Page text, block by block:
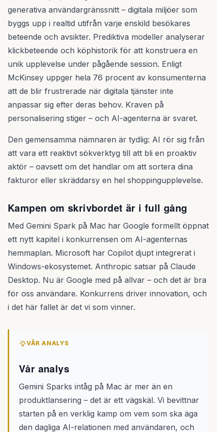
generativa användargränssnitt – digitala miljöer som
byggs upp i realtid utifrån varje enskild besökares
beteende och avsikter. Prediktiva modeller analyserar
klickbeteende och köphistorik för att konstruera en
unik upplevelse under pågående session. Enligt
McKinsey uppger hela 76 procent av konsumenterna
att de blir frustrerade när digitala tjänster inte
anpassar sig efter deras behov. Kraven på
personalisering stiger – och AI-agenterna är svaret.
Den gemensamma nämnaren är tydlig: AI rör sig från
att vara ett reaktivt sökverktyg till att bli en proaktiv
aktör – oavsett om det handlar om att sortera dina
fakturor eller skräddarsy en hel shoppingupplevelse.
Kampen om skrivbordet är i full gång
Med Gemini Spark på Mac har Google formellt öppnat
ett nytt kapitel i konkurrensen om AI-agenternas
hemmaplan. Microsoft har Copilot djupt integrerat i
Windows-ekosystemet. Anthropic satsar på Claude
Desktop. Nu är Google med på allvar – och det är bra
för oss användare. Konkurrens driver innovation, och
i det här fallet är det vi som vinner.
VÅR ANALYS
Vår analys
Gemini Sparks intåg på Mac är mer än en
produktlansering – det är ett vägskäl. Vi bevittnar
starten på en verklig kamp om vem som ska äga
den dagliga AI-relationen med användaren, och